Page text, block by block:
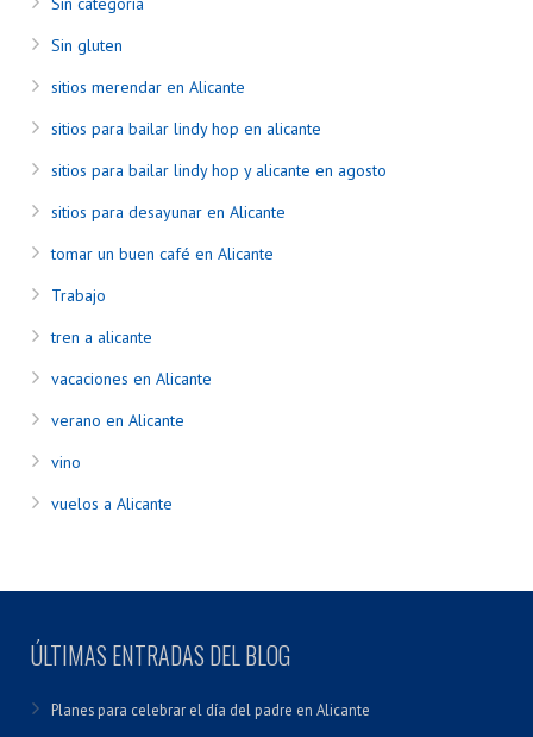
Sin gluten
sitios merendar en Alicante
sitios para bailar lindy hop en alicante
sitios para bailar lindy hop y alicante en agosto
sitios para desayunar en Alicante
tomar un buen café en Alicante
Trabajo
tren a alicante
vacaciones en Alicante
verano en Alicante
vino
vuelos a Alicante
ÚLTIMAS ENTRADAS DEL BLOG
Planes para celebrar el día del padre en Alicante